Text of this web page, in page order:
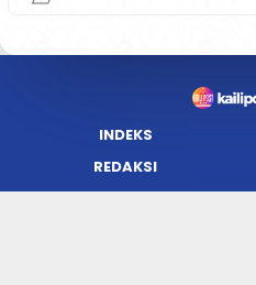
INDEKS
REDAKSI
PRIVACY POLICY